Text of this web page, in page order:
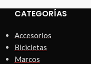
CATEGORÍAS
Accesorios
Bicicletas
Marcos